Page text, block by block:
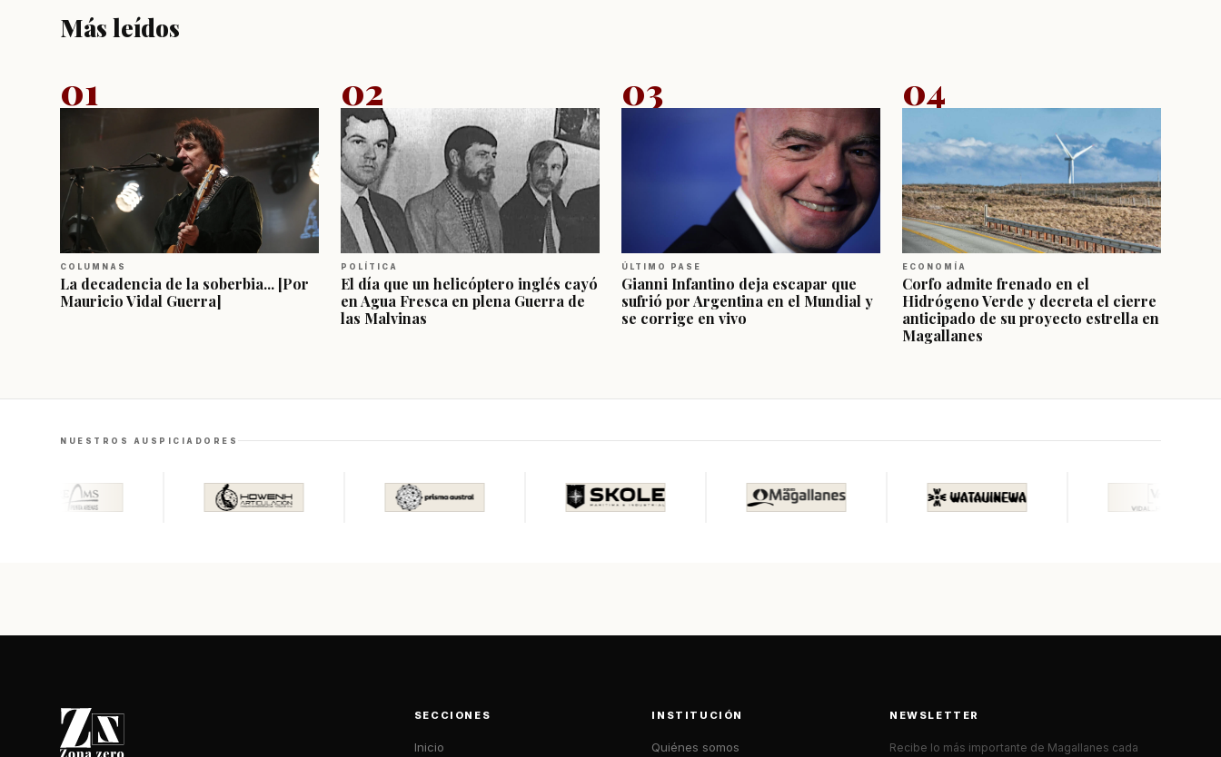
Más leídos
01
COLUMNAS
La decadencia de la soberbia... [Por
Mauricio Vidal Guerra]
02
POLÍTICA
El día que un helicóptero inglés cayó
en Agua Fresca en plena Guerra de
las Malvinas
03
ÚLTIMO PASE
Gianni Infantino deja escapar que
sufrió por Argentina en el Mundial y
se corrige en vivo
04
ECONOMÍA
Corfo admite frenado en el
Hidrógeno Verde y decreta el cierre
anticipado de su proyecto estrella en
Magallanes
NUESTROS AUSPICIADORES
SECCIONES
Inicio
INSTITUCIÓN
Quiénes somos
NEWSLETTER
Recibe lo más importante de Magallanes cada